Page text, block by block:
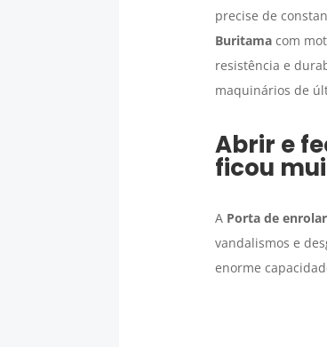
precise de
Buritamacom
resistência e
maquinários de
Abrir e
ficou
A Porta de
vandalismos e
enorme